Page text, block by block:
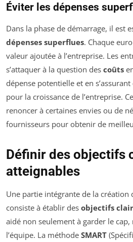
Éviter les dépenses
Dans la phase de démarrage, il est
dépenses superflues. Chaque
valeur ajoutée à l’entreprise. Les
s’attaquer à la question des coûts
dépense potentielle et en
pour la croissance de l’entreprise.
renoncer à certaines envies ou de
fournisseurs pour obtenir de
Définir des objectifs
atteignables
Une partie intégrante de la création
consiste à établir des objectifs
aidé non seulement à garder le
l’équipe. La méthode SMART